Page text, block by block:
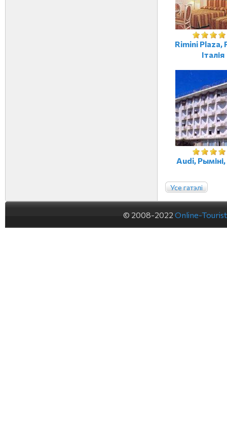
Rimini Plaza,
Італія
Audi, Рыміні,
Усе гатэлі
© 2008-2022 Online-